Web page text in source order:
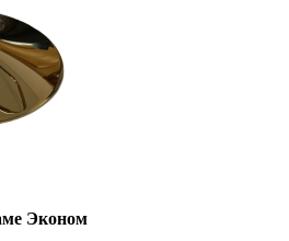
Эконом